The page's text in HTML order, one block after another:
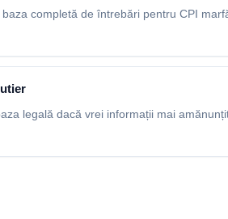
completă de întrebări pentru CPI
legală dacă vrei informații mai